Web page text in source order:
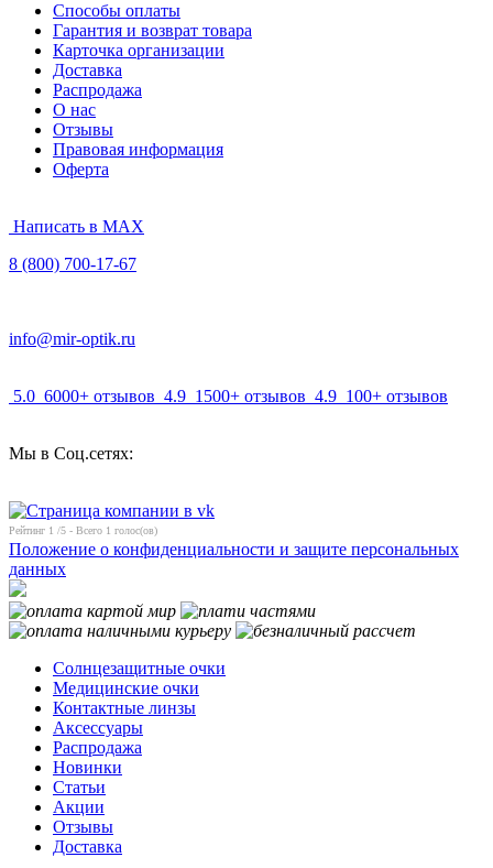
Способы оплаты
Гарантия и возврат товара
Карточка организации
Доставка
Распродажа
О нас
Отзывы
Правовая информация
Оферта
Написать в MAX
8 (800) 700-17-67
info@mir-optik.ru
5.0 6000+ отзывов 4.9 1500+ отзывов 4.9 100+ отзывов
Мы в Соц.сетях:
Рейтинг 1 /5 - Всего 1 голос(ов)
Положение о конфиденциальности и защите персональных
данных
Солнцезащитные очки
Медицинские очки
Контактные линзы
Аксессуары
Распродажа
Новинки
Статьи
Акции
Отзывы
Доставка